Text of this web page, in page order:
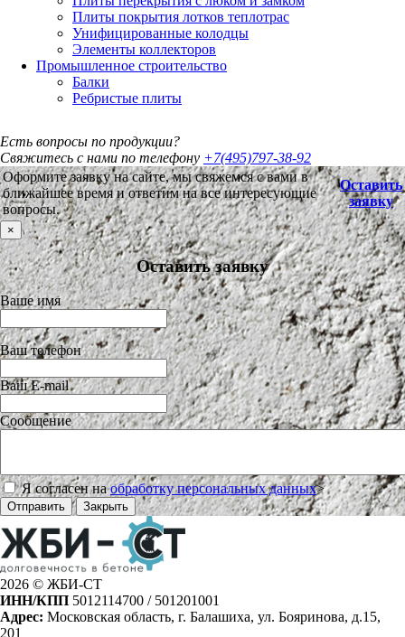
Плиты покрытия лотков теплотрас
Унифицированные колодцы
Элементы коллекторов
Промышленное строительство
Балки
Ребристые плиты
Есть вопросы по продукции?
Свяжитесь с нами по телефону +7(495)797-38-92
Оформите заявку на сайте, мы свяжемся с вами в
ближайшее время и ответим на все интересующие
вопросы.
Оставить
заявку
×
Оставить заявку
Ваше имя
Ваш телефон
Ваш E-mail
Сообщение
Я согласен наобработку персональных данных>
Отправить Закрыть
2026 © ЖБИ-СТ
ИНН/КПП 5012114700 / 501201001
Адрес: Московская область, г. Балашиха, ул. Бояринова, д.15,
201